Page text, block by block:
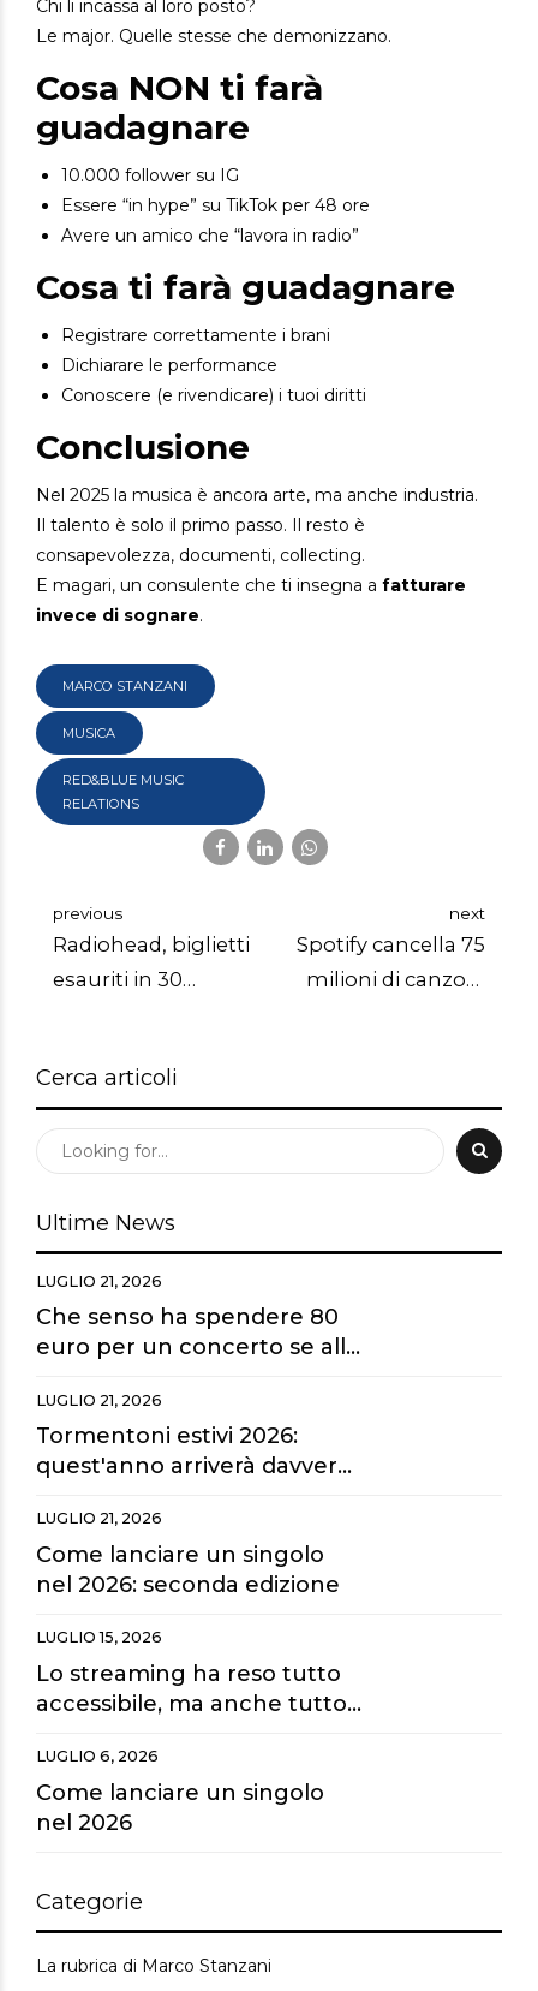
Chi li incassa al loro posto?
Le major. Quelle stesse che demonizzano.
Cosa NON ti farà
guadagnare
10.000 follower su IG
Essere “in hype” su TikTok per 48 ore
Avere un amico che “lavora in radio”
Cosa ti farà guadagnare
Registrare correttamente i brani
Dichiarare le performance
Conoscere (e rivendicare) i tuoi diritti
Conclusione
Nel 2025 la musica è ancora arte, ma anche industria.
Il talento è solo il primo passo. Il resto è
consapevolezza, documenti, collecting.
E magari, un consulente che ti insegna a fatturare
invece di sognare.
MARCO STANZANI
MUSICA
RED&BLUE MUSIC
RELATIONS
previous
Radiohead, biglietti
esauriti in 30
next
Spotify cancella 75
milioni di canzoni
Cerca articoli
Ultime News
LUGLIO 21, 2026
Che senso ha spendere 80
euro per un concerto se alla
maxischermi?
LUGLIO 21, 2026
Tormentoni estivi 2026:
quest'anno arriverà davvero
LUGLIO 21, 2026
Come lanciare un singolo
nel 2026: seconda edizione
LUGLIO 15, 2026
Lo streaming ha reso tutto
accessibile, ma anche tutto
LUGLIO 6, 2026
Come lanciare un singolo
nel 2026
Categorie
La rubrica di Marco Stanzani